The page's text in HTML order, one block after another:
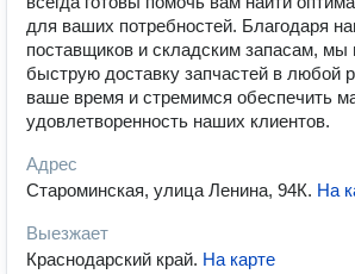
для ваших потребностей. Благодаря
поставщиков и складским запасам, мы
быструю доставку запчастей в любой
ваше время и стремимся обеспечить
удовлетворенность наших клиентов.
Адрес
Староминская, улица Ленина, 94К. На
Выезжает
Краснодарский край. На карте